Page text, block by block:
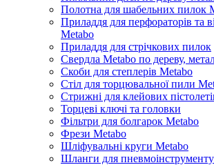
Полотна для шабельних пилок
Приладдя для перфораторів та
Metabo
Приладдя для стрічкових пилок
Свердла Metabo по дереву,
Скоби для степлерів Metabo
Стіл для торцювальної пили
Стрижні для клейових
Торцеві ключі та головки
Фільтри для болгарок Metabo
Фрези Metabo
Шліфувальні круги Metabo
Шланги для пневмоінструменту